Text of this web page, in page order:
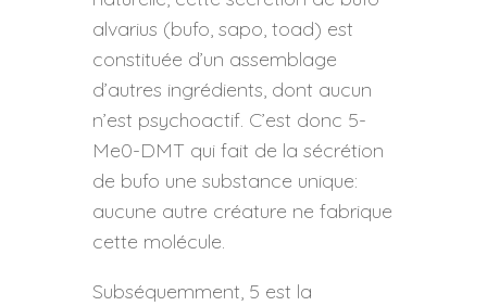
alvarius (bufo, sapo, toad) est
constituée d’un assemblage
d’autres ingrédients, dont aucun
n’est psychoactif. C’est donc 5-
Me0-DMT qui fait de la sécrétion
de bufo une substance unique:
aucune autre créature ne fabrique
cette molécule.
Subséquemment, 5 est la